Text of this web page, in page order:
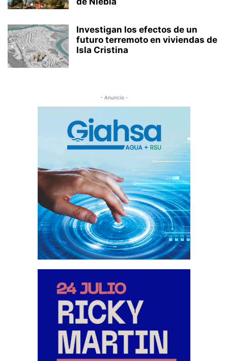
Investigan los efectos de un
futuro terremoto en viviendas de
Isla Cristina
- Anuncio -